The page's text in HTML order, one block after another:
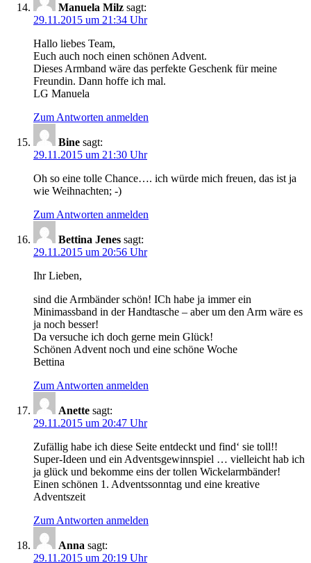
Manuela Milz sagt:
29.11.2015 um 21:34 Uhr
Hallo liebes Team,
Euch auch noch einen schönen Advent.
Dieses Armband wäre das perfekte Geschenk für meine
Freundin. Dann hoffe ich mal.
LG Manuela
Zum Antworten anmelden
Bine sagt:
29.11.2015 um 21:30 Uhr
Oh so eine tolle Chance…. ich würde mich freuen, das ist ja
wie Weihnachten; -)
Zum Antworten anmelden
Bettina Jenes sagt:
29.11.2015 um 20:56 Uhr
Ihr Lieben,
sind die Armbänder schön! ICh habe ja immer ein
Minimassband in der Handtasche – aber um den Arm wäre es
ja noch besser!
Da versuche ich doch gerne mein Glück!
Schönen Advent noch und eine schöne Woche
Bettina
Zum Antworten anmelden
Anette sagt:
29.11.2015 um 20:47 Uhr
Zufällig habe ich diese Seite entdeckt und find‘ sie toll!!
Super-Ideen und ein Adventsgewinnspiel … vielleicht hab ich
ja glück und bekomme eins der tollen Wickelarmbänder!
Einen schönen 1. Adventssonntag und eine kreative
Adventszeit
Zum Antworten anmelden
Anna sagt:
29.11.2015 um 20:19 Uhr